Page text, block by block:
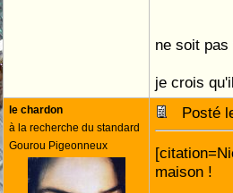
ne soit
je crois
le chardon
à la recherche du standard
Gourou Pigeonneux
Posté
maison !